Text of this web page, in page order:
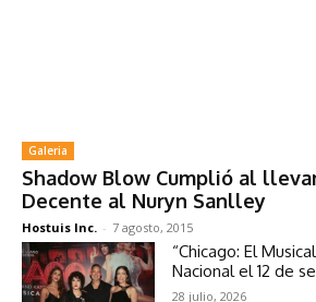
Galeria
Shadow Blow Cumplió al
Decente al Nuryn Sanlley
Hostuis Inc. - 7 agosto, 2015
“Chicago: El
Nacional el 12 de
28 julio, 2026